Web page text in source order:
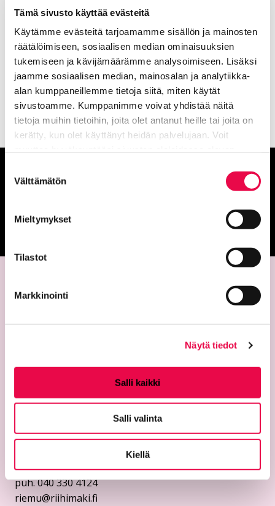
Tämä sivusto käyttää evästeitä
Käytämme evästeitä tarjoamamme sisällön ja mainosten
räätälöimiseen, sosiaalisen median ominaisuuksien
tukemiseen ja kävijämäärämme analysoimiseen. Lisäksi
jaamme sosiaalisen median, mainosalan ja analytiikka-
alan kumppaneillemme tietoja siitä, miten käytät
sivustoamme. Kumppanimme voivat yhdistää näitä
tietoja muihin tietoihin, joita olet antanut heille tai joita on
kerätty, kun olet käyttänyt heidän palvelujaan. Voit
valinta
Välttämätön
Mieltymykset
Tilastot
Markkinointi
Näytä tiedot
Salli kaikki
Salli valinta
Kiellä
esittelee Karjalan Antrean pitäjän evakkojen
historiaa ja esineistöä sekä kertoo antrealaisen
siirtoväen asettumisesta Kanta-Hämeeseen
jatkosodan jälkeen.
Anna palautetta
Siirtyy ulkoiselle
Yhteystiedot
Riemu-museot
Riihimäen kaupunginmuseo
11100 Riihimäki
puh. 040 330 4124
riemu@riihimaki.fi